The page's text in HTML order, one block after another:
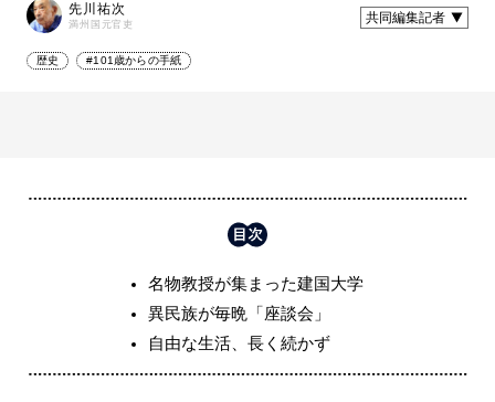
先川祐次
満州国元官吏 共同編集記者
歴史 #101歳からの手紙
名物教授が集まった建国大学
異民族が毎晩「座談会」
自由な生活、長く続かず